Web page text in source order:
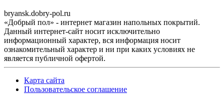
bryansk.dobry-pol.ru
«Добрый пол» - интернет магазин напольных покрытий.
Данный интернет-сайт носит исключительно
информационный характер, вся информация носит
ознакомительный характер и ни при каких условиях не
является публичной офертой.
Карта сайта
Пользовательское соглашение